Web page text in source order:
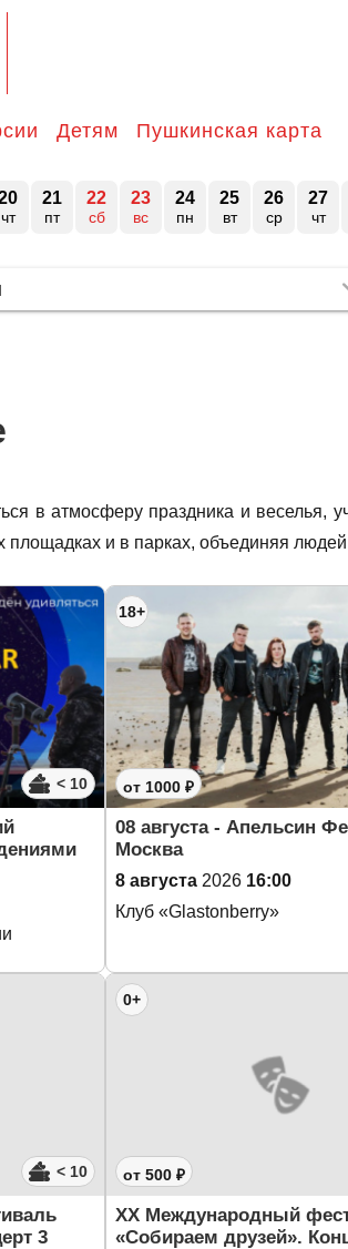
Детям Пушкинская карта
чт
21
пт
22
сб
23
вс
24
пн
25
вт
26
ср
27
чт
в атмосферу праздника и
и в парках, объединяя
< 10
18+
от 1000 ₽
08 августа - Апельсин
Москва
8 августа 2026 16:00
Клуб «Glastonberry»
< 10
3
0+
от 500 ₽
XX Международный
«Собираем друзей».